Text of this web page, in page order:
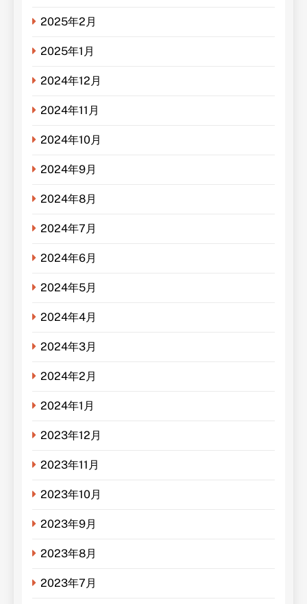
2025年2月
2025年1月
2024年12月
2024年11月
2024年10月
2024年9月
2024年8月
2024年7月
2024年6月
2024年5月
2024年4月
2024年3月
2024年2月
2024年1月
2023年12月
2023年11月
2023年10月
2023年9月
2023年8月
2023年7月